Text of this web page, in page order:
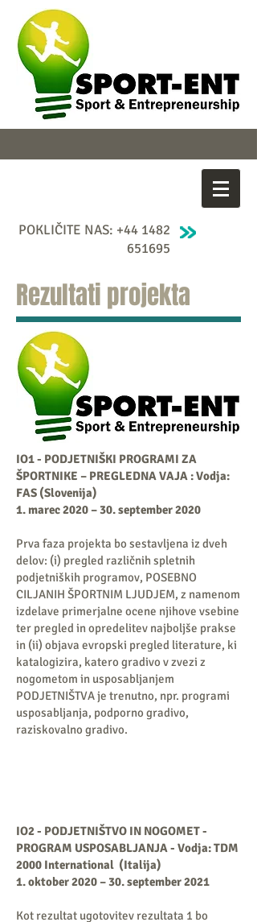
POKLIČITE NAS: +44 1482
651695
Rezultati projekta
IO1 - PODJETNIŠKI PROGRAMI ZA
ŠPORTNIKE – PREGLEDNA VAJA : Vodja:
FAS (Slovenija)
1. marec 2020 – 30. september 2020
Prva faza projekta bo sestavljena iz dveh
delov: (i) pregled različnih spletnih
podjetniških programov, POSEBNO
CILJANIH ŠPORTNIM LJUDJEM, z namenom
izdelave primerjalne ocene njihove vsebine
ter pregled in opredelitev najboljše prakse
in (ii) objava evropski pregled literature, ki
katalogizira, katero gradivo v zvezi z
nogometom in usposabljanjem
PODJETNIŠTVA je trenutno, npr. programi
usposabljanja, podporno gradivo,
raziskovalno gradivo.
IO2 - PODJETNIŠTVO IN NOGOMET -
PROGRAM USPOSABLJANJA - Vodja: TDM
2000 International (Italija)
1. oktober 2020 – 30. september 2021
Kot rezultat ugotovitev rezultata 1 bo